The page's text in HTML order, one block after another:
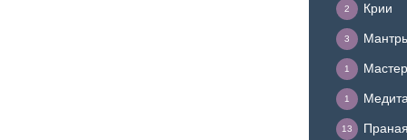
Крии
2
3
1
1
13